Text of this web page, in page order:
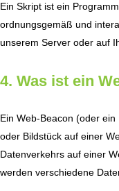
Ein Skript ist ein
ordnungsgemäß und
unserem Server oder auf
4. Was ist ein
Ein Web-Beacon (oder
oder Bildstück auf einer
Datenverkehrs auf einer
werden verschiedene